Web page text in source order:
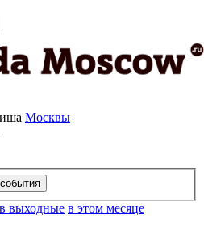
Москвы
в выходные в этом месяце